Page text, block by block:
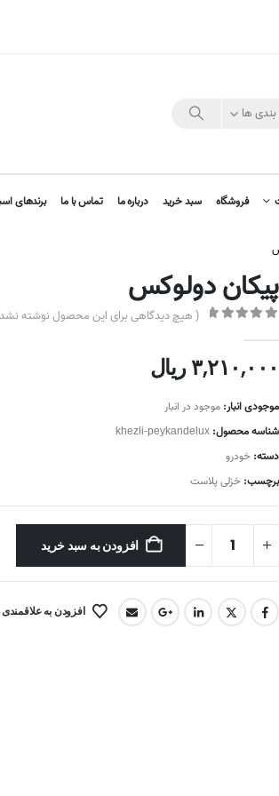
ها
فروشگاه سبد خرید درباره ما تماس با ما برندهای
پیکان دولوکس
( هیچ دیدگاهی برای این محصول نوشته
۳,۲۱۰,۰۰۰ریال
موجودی انبار: موجود در انبار
شناسه محصول: khezli-peykandelux
دسته: خودرو
برچسب: خزلی پلاست
افزودن به سبد خرید
افزودن به علاقمندی